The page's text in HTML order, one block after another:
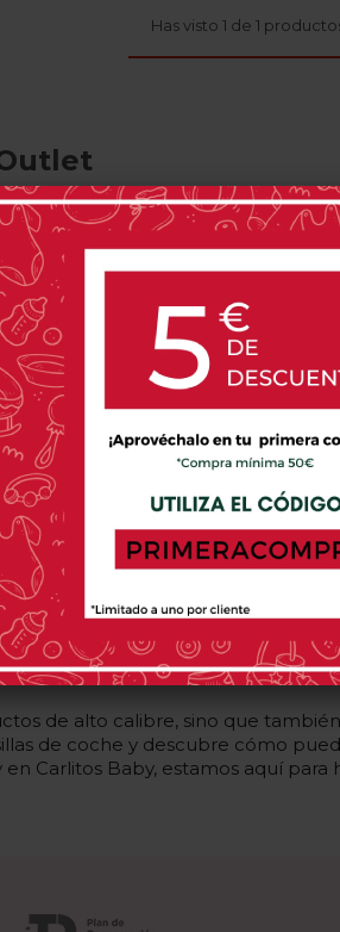
Has visto 1 de 1
la seguridad y el confort
lo mejor a tu bebé sin
puerta de entrada a un mundo de
Carlitos Baby
Baby es mucho más que una
Cada silla de coche outlet que
brindar la máxima protección y
los padres conscientes del
cumplen con los estándares más
se encuentra en nuestro outlet,
tarea abrumadora. Es por eso
de sillas de coche para
de tu hijo, nuestro outlet en
de alto calibre, sino que
de coche y descubre cómo
Carlitos Baby, estamos aquí para